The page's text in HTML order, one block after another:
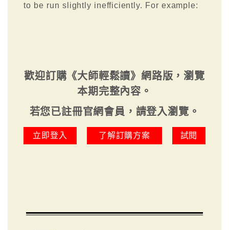
to be run slightly inefficiently. For example:
歡迎訂購《大師輕鬆讀》網路版，瀏覽
本期完整內容。
若您已註冊官網會員，請登入瀏覽。
立即登入 了解訂購方案 試閱